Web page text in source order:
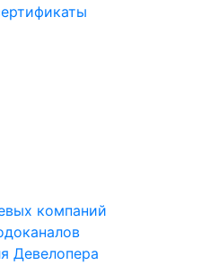
компаний
Девелопера